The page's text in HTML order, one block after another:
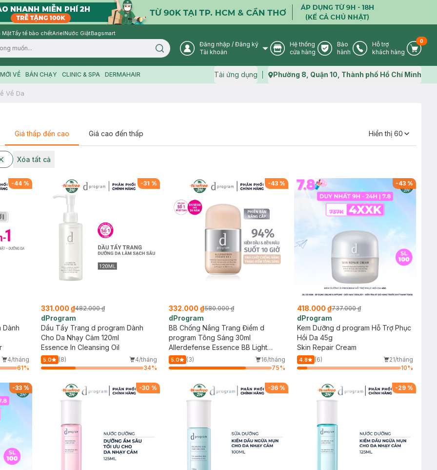
MặtTẩy tế bào chếtArielNước GiặtBagsmart
Search icon User Icon
Đăng nhập / Đăng ký
Tài khoản
Store Icon
Hệ thống
cửa hàng
Warranty Icon
Bảo
hành
Phone Icon
Hỗ trợ
khách hàng
Cart
0
VỀ BÁN CHẠY CLINIC & SPA DERMAHAIR Tải ứng dụng Map icon
Phường 8, Quận 10, Thành phố Hồ Chí Minh
Về Da
Giá thấp đến cao Giá cao đến thấp Hiển thị 60
Xóa tất cả
-44%
Dành
4/tháng
61%
-31 %
331.000 ₫482.000 ₫
dProgram
Dầu Tẩy Trang d program Dành
Cho Da Nhạy Cảm 120ml
Essence In Cleansing Oil
5.0 (8)
4/tháng
34%
-43%
332.000 ₫580.000 ₫
dProgram
BB Chống Nắng Trang Điểm d
program Tông Sáng 30ml
Allerdefense Essence BB Light
SPF50+ PA+++
5.0 (3)
16/tháng
75%
-43 %
418.000 ₫737.000 ₫
dProgram
Kem Dưỡng d program Hỗ Trợ Phục
Hồi Da 45g
Skin Repair Cream
4.8 (6)
21/tháng
10%
-33% -30 % -36% -29 %